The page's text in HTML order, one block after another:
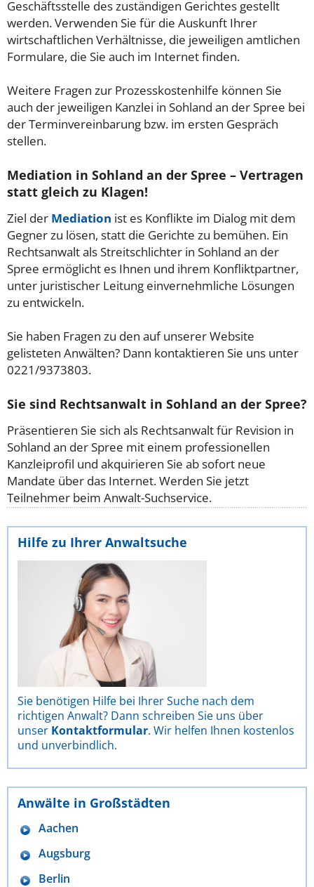
Geschäftsstelle des zuständigen Gerichtes gestellt
werden. Verwenden Sie für die Auskunft Ihrer
wirtschaftlichen Verhältnisse, die jeweiligen amtlichen
Formulare, die Sie auch im Internet finden.
Weitere Fragen zur Prozesskostenhilfe können Sie
auch der jeweiligen Kanzlei in Sohland an der Spree bei
der Terminvereinbarung bzw. im ersten Gespräch
stellen.
Mediation in Sohland an der Spree – Vertragen
statt gleich zu Klagen!
Ziel der Mediation ist es Konflikte im Dialog mit dem
Gegner zu lösen, statt die Gerichte zu bemühen. Ein
Rechtsanwalt als Streitschlichter in Sohland an der
Spree ermöglicht es Ihnen und ihrem Konfliktpartner,
unter juristischer Leitung einvernehmliche Lösungen
zu entwickeln.
Sie haben Fragen zu den auf unserer Website
gelisteten Anwälten? Dann kontaktieren Sie uns unter
0221/9373803.
Sie sind Rechtsanwalt in Sohland an der Spree?
Präsentieren Sie sich als Rechtsanwalt für Revision in
Sohland an der Spree mit einem professionellen
Kanzleiprofil und akquirieren Sie ab sofort neue
Mandate über das Internet. Werden Sie jetzt
Teilnehmer beim Anwalt-Suchservice.
Hilfe zu Ihrer Anwaltsuche
Sie benötigen Hilfe bei Ihrer Suche nach dem
richtigen Anwalt? Dann schreiben Sie uns über
unser Kontaktformular. Wir helfen Ihnen kostenlos
und unverbindlich.
Anwälte in Großstädten
Aachen
Augsburg
Berlin